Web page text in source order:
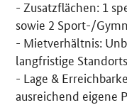
- Zusatzflächen: 1
sowie 2 Sport-/
- Mietverhältnis:
langfristige
- Lage &
ausreichend eigene